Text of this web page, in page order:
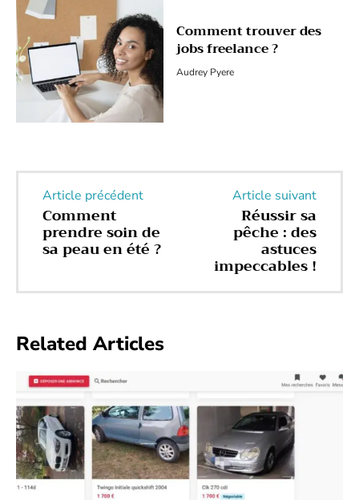
Comment trouver des
jobs freelance ?
Audrey Pyere
Article précédent
Comment
prendre soin de
sa peau en été ?
Article suivant
Réussir sa
pêche : des
astuces
impeccables !
Related Articles